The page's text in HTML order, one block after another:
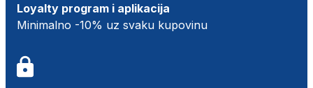
Loyalty program i aplikacija
Minimalno -10% uz svaku kupovinu